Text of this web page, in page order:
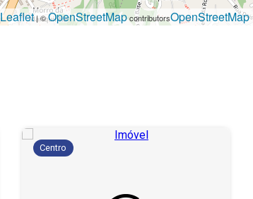
Leaflet| ©OpenStreetMapcontributorsOpenStreetMap
Centro